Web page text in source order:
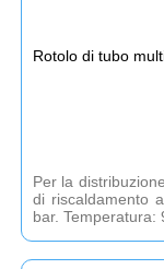
Rotolo di tubo
Per la
di riscaldamento
bar. Temperatura: